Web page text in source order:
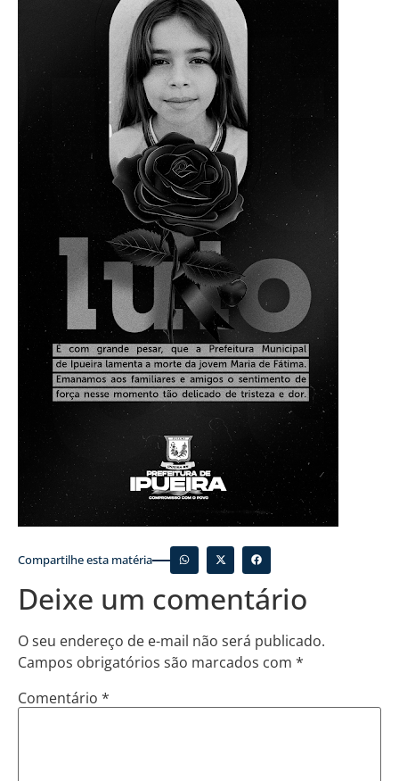
Compartilhe esta matéria
Deixe um comentário
O seu endereço de e-mail não será publicado.
Campos obrigatórios são marcados com *
Comentário *